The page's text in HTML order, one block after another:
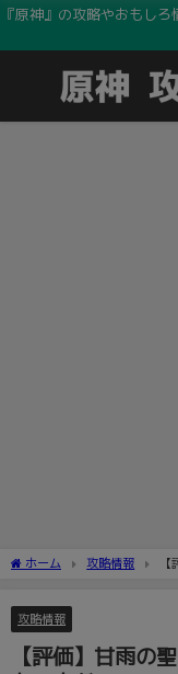
『原神』の攻略やおもし
ホーム 攻略情報
攻略情報
【評価】甘雨の